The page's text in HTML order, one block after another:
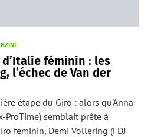
féminin : les
l’échec de Van der
étape du Giro : alors qu'Anna
ProTime) semblait prête à
féminin, Demi Vollering (FDJ